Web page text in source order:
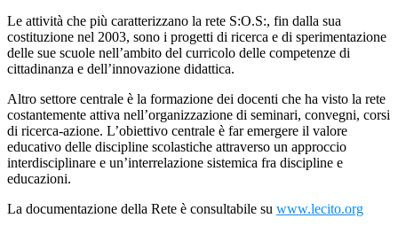
Le attività che più caratterizzano la rete S:O.S:, fin dalla sua
costituzione nel 2003, sono i progetti di ricerca e di sperimentazione
delle sue scuole nell’ambito del curricolo delle competenze di
cittadinanza e dell’innovazione didattica.
Altro settore centrale è la formazione dei docenti che ha visto la rete
costantemente attiva nell’organizzazione di seminari, convegni, corsi
di ricerca-azione. L’obiettivo centrale è far emergere il valore
educativo delle discipline scolastiche attraverso un approccio
interdisciplinare e un’interrelazione sistemica fra discipline e
educazioni.
La documentazione della Rete è consultabile su www.lecito.org